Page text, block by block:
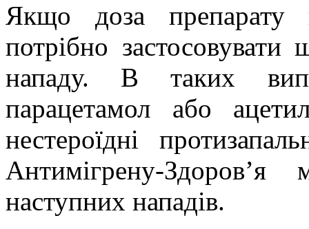
Якщо доза препарату
потрібно
нападу. В таких
парацетамол або
нестероїдні
Антимігрену-Здоров’я
наступних нападів.